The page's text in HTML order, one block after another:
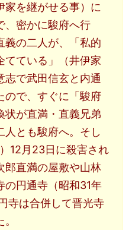
家を継がせる事）に
、密かに駿府へ行
義の二人が、「私的
てている」（井伊家
志で武田信玄と内通
ので、すぐに「駿府
状が直満・直義兄弟
人とも駿府へ。そし
12月23日に殺害され
郎直満の屋敷や山林
の円通寺（昭和31年
寺は合併して晋光寺